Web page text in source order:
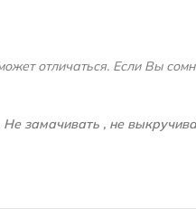
отличаться. Если Вы
замачивать , не